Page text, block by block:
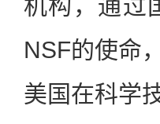
机构，通过
NSF的使命
美国在科学